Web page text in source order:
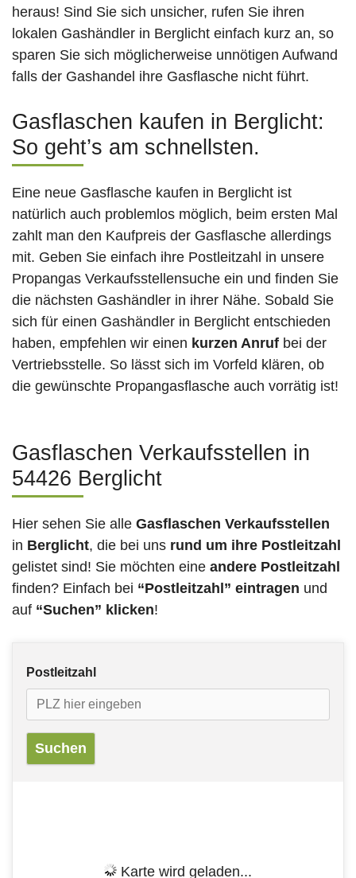
heraus! Sind Sie sich unsicher, rufen Sie ihren
lokalen Gashändler in Berglicht einfach kurz an, so
sparen Sie sich möglicherweise unnötigen Aufwand
falls der Gashandel ihre Gasflasche nicht führt.
Gasflaschen kaufen in Berglicht:
So geht’s am schnellsten.
Eine neue Gasflasche kaufen in Berglicht ist
natürlich auch problemlos möglich, beim ersten Mal
zahlt man den Kaufpreis der Gasflasche allerdings
mit. Geben Sie einfach ihre Postleitzahl in unsere
Propangas Verkaufsstellensuche ein und finden Sie
die nächsten Gashändler in ihrer Nähe. Sobald Sie
sich für einen Gashändler in Berglicht entschieden
haben, empfehlen wir einen kurzen Anruf bei der
Vertriebsstelle. So lässt sich im Vorfeld klären, ob
die gewünschte Propangasflasche auch vorrätig ist!
Gasflaschen Verkaufsstellen in
54426 Berglicht
Hier sehen Sie alle Gasflaschen Verkaufsstellen
in Berglicht, die bei uns rund um ihre Postleitzahl
gelistet sind! Sie möchten eine andere Postleitzahl
finden? Einfach bei “Postleitzahl” eintragen und
auf “Suchen” klicken!
Postleitzahl
Karte wird geladen...